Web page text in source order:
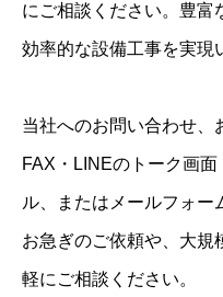
にご相談ください。豊富
効率的な設備工事を実現
当社へのお問い合わせ、
FAX・LINEのトーク画
ル、またはメールフォー
お急ぎのご依頼や、大規
軽にご相談ください。